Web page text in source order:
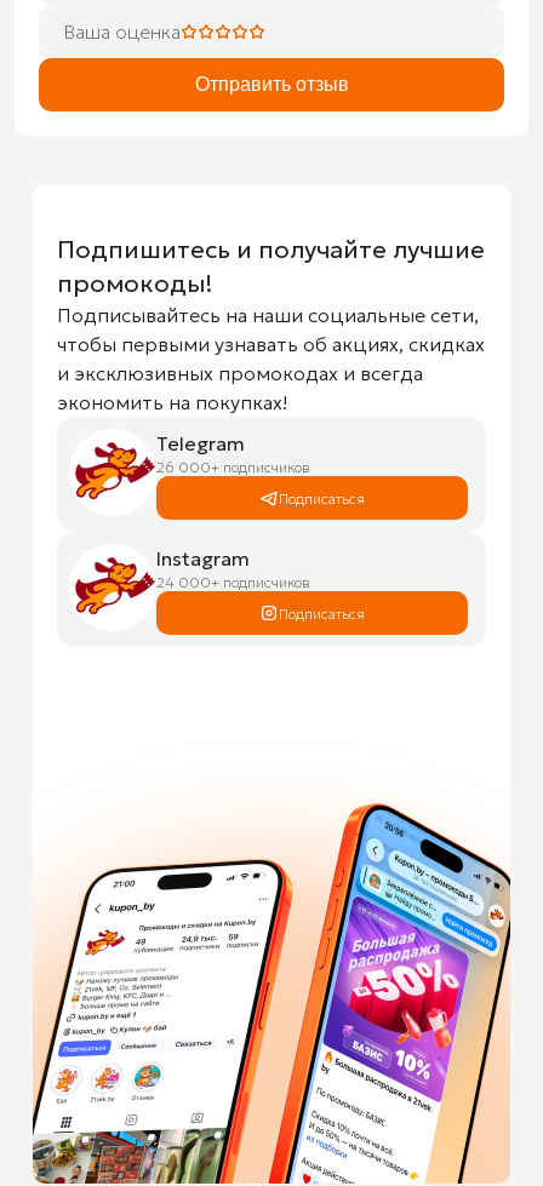
Ваша оценка
Отправить отзыв
Подпишитесь и получайте лучшие
промокоды!
Подписывайтесь на наши социальные сети,
чтобы первыми узнавать об акциях, скидках
и эксклюзивных промокодах и всегда
экономить на покупках!
Telegram
26 000+ подписчиков
Подписаться
Instagram
24 000+ подписчиков
Подписаться